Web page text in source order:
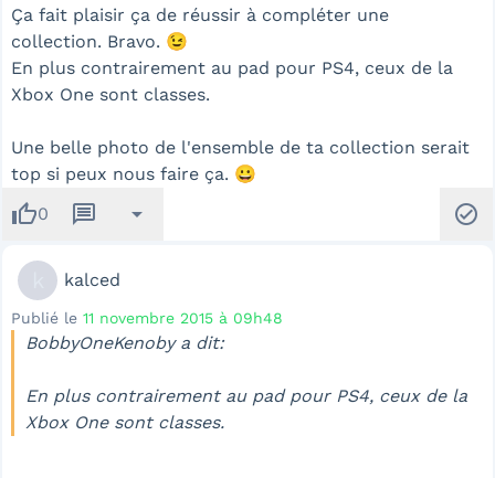
Ça fait plaisir ça de réussir à compléter une
collection. Bravo. 😉
En plus contrairement au pad pour PS4, ceux de la
Xbox One sont classes.
Une belle photo de l'ensemble de ta collection serait
top si peux nous faire ça. 😀
thumb_up0 message arrow_drop_down check_circle
kalced
Publié le 11 novembre 2015 à 09h48
BobbyOneKenoby a dit:
En plus contrairement au pad pour PS4, ceux de la
Xbox One sont classes.